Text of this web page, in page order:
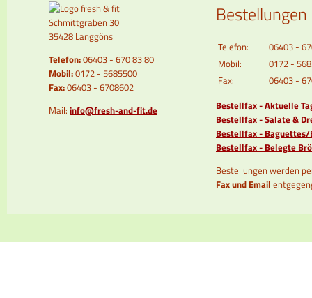
Schmittgraben 30
35428 Langgöns
Telefon:06403 - 670 83 80
Mobil:0172 - 5685500
Fax:06403 - 6708602
Mail: info@fresh-and-fit.de
Bestellungen
Telefon:
06403 -
Mobil:
0172 -
Fax:
06403 -
Bestellfax - Aktuelle
Bestellfax - Salate &
Bestellfax -
Bestellfax - Belegte
Bestellungen werden
Fax und Email